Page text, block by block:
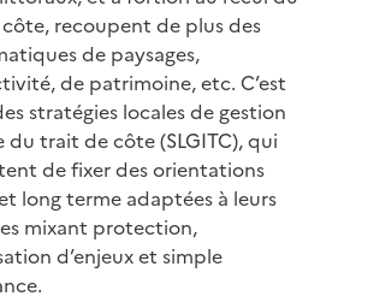
recoupent de plus des
de paysages,
de patrimoine, etc. C’est
stratégies locales de gestion
du trait de côte (SLGITC), qui
de fixer des orientations
long terme adaptées à leurs
mixant protection,
d’enjeux et simple